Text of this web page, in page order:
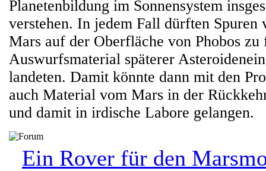
Planetenbildung im Sonnensystem
verstehen. In jedem Fall dürften Spuren
Mars auf der Oberfläche von Phobos zu
Auswurfsmaterial späterer
landeten. Damit könnte dann mit den
auch Material vom Mars in der
und damit in irdische Labore gelangen.
Ein Rover für den